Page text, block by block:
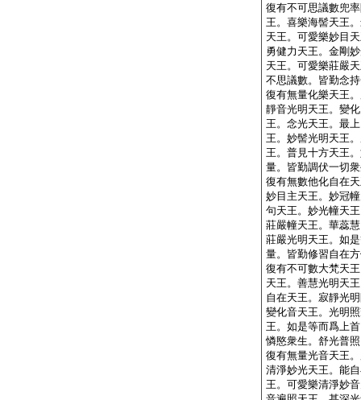
復有不可思議數兜
王。喜樂海髻天王
天王。可愛樂妙目
勇健力天王。金剛
天王。可愛樂莊嚴
不思議數。皆勤念
復有無量化樂天王
靜音光明天王。變
王。念光天王。最
王。妙髻光明天王
王。普見十方天王
量。皆勤調伏一切
復有無數他化自在
妙目主天王。妙冠
句天王。妙光幢天
莊嚴幢天王。華蕊
莊嚴光明天王。如
量。皆勤修習自在
復有不可數大梵天
天王。善慧光明天
自在天王。寂靜光
變化音天王。光明
王。如是等而爲上
憐愍衆生。舒光普
復有無量光音天王
清淨妙光天王。能
王。可愛樂清淨妙